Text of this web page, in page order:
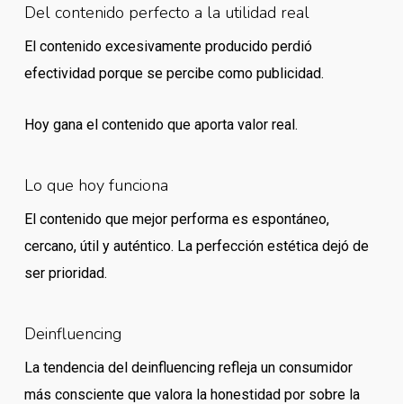
Del contenido perfecto a la utilidad real
El contenido excesivamente producido perdió
efectividad porque se percibe como publicidad.
Hoy gana el contenido que aporta valor real.
Lo que hoy funciona
El contenido que mejor performa es espontáneo,
cercano, útil y auténtico. La perfección estética dejó de
ser prioridad.
Deinfluencing
La tendencia del deinfluencing refleja un consumidor
más consciente que valora la honestidad por sobre la